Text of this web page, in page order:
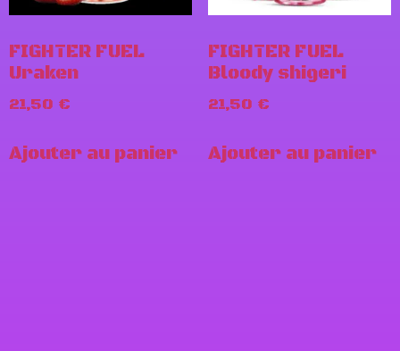
FIGHTER FUEL
Uraken
21,50 €
Ajouter au panier
FIGHTER FUEL
Bloody shigeri
21,50 €
Ajouter au panier